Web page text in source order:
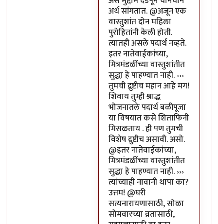
अर्थ सांगतात. @अजून एक
वास्तुशांत दोन महिला
पुरोहितांनी केली होती.
त्यातही असले पदार्थ नव्हते.
इतर नातेवाईकांच्या,
मित्रमंडळींच्या वास्तुशांतीत
सुद्धा हे पाहण्यात नाही. ›››
तुमची द्रुष्टीच महान आहे मग!
शिवाय तुम्ही श्राद्ध
भोजनातले पदार्थ बळीपूजा
या विषयात कसे शिताफिनी
मिसळताय . ही पण तुमची
विशेष द्रुष्टीच असावी. असो.
@इतर नातेवाईकांच्या,
मित्रमंडळींच्या वास्तुशांतीत
सुद्धा हे पाहण्यात नाही. ›››
त्यांच्याही नावानी थापा का?
उत्तम! @घरी
सत्यनारायणासाठी, सोळा
सोमवारच्या व्रतासाठी,